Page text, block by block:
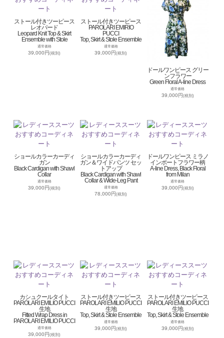
ストール付きツーピース
レオパード
Leopard Knit Top & Skirt
Ensemble with Stole
通常価格
39,000円(税別)
ストール付きツーピース
PAROLARI EMIRIO
PUCCI
Top, Skirt & Stole Ensemble
通常価格
39,000円(税別)
ドールワンピース グリー
ンフラワー
Green Floral A-line Dress
通常価格
39,000円(税別)
ショールカラーカーディ
ガン
Black Cardigan with Shawl
Collar
通常価格
39,000円(税別)
ショールカラーカーディ
ガン＆ワイドパンツ セッ
トアップ
Black Cardigan with Shawl
Collar & Wide-Leg Pant
通常価格
78,000円(税別)
ドールワンピース ミラノ
インポートフラワー柄
A-line Dress, Black Floral
from Milan
通常価格
39,000円(税別)
カシュクールタイト
PAROLARI EMILIO PUCCI
生地
Fitted Wrap Dress in
PAROLARI EMILIO PUCCI
通常価格
39,000円(税別)
ストール付きツーピース
PAROLARI EMILIO PUCCI
生地
Top, Skirt & Stole Ensemble
通常価格
39,000円(税別)
ストール付きツーピース
PAROLARI EMILIO PUCCI
生地
Top, Skirt & Stole Ensemble
通常価格
39,000円(税別)